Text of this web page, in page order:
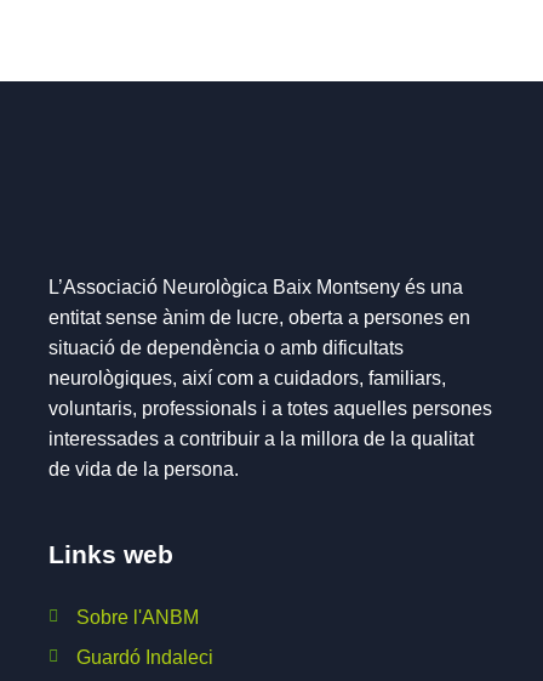
L’Associació Neurològica Baix Montseny és una
entitat sense ànim de lucre, oberta a persones en
situació de dependència o amb dificultats
neurològiques, així com a cuidadors, familiars,
voluntaris, professionals i a totes aquelles persones
interessades a contribuir a la millora de la qualitat
de vida de la persona.
Links web
Sobre l'ANBM
Guardó Indaleci